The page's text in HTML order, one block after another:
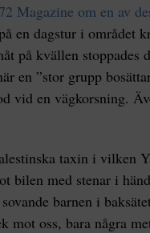
Magazine om en av
en dagstur i området
på kvällen stoppades
en ”stor grupp
vid en vägkorsning.
taxin i vilken
bilen med stenar i
barnen i
mot oss, bara några